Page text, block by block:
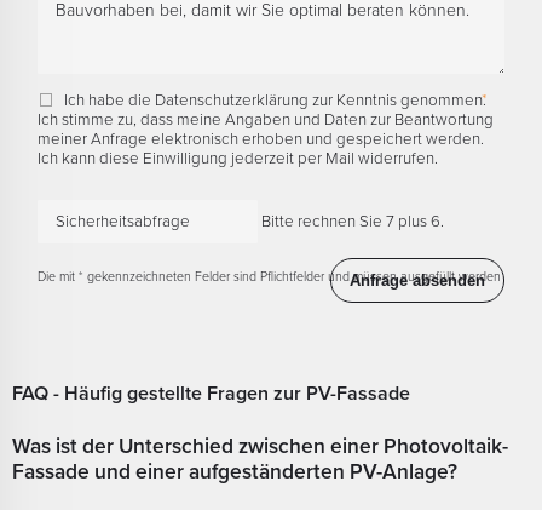
Ich habe die Datenschutzerklärung zur Kenntnis genommen.
Ich stimme zu, dass meine Angaben und Daten zur Beantwortung
meiner Anfrage elektronisch erhoben und gespeichert werden.
Ich kann diese Einwilligung jederzeit per Mail widerrufen.
Bitte rechnen Sie 7 plus 6.
Anfrage absenden
Die mit * gekennzeichneten Felder sind Pflichtfelder und müssen ausgefüllt werden
FAQ - Häufig gestellte Fragen zur PV-Fassade
Was ist der Unterschied zwischen einer Photovoltaik-
Fassade und einer aufgeständerten PV-Anlage?